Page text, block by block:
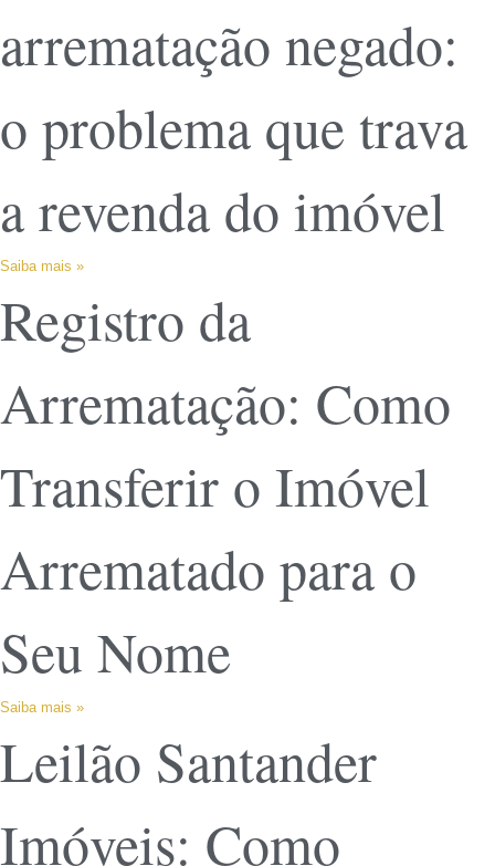
arrematação negado:
o problema que trava
a revenda do imóvel
Saiba mais »
Registro da
Arrematação: Como
Transferir o Imóvel
Arrematado para o
Seu Nome
Saiba mais »
Leilão Santander
Imóveis: Como